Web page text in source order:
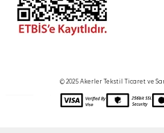
© 2025 Akerler Tekstil Ticaret ve